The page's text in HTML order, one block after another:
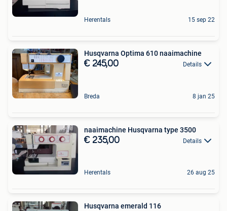
Herentals 15 sep 22
Husqvarna Optima 610 naaimachine
€ 245,00 Details
Breda 8 jan 25
naaimachine Husqvarna type 3500
€ 235,00 Details
Herentals 26 aug 25
Husqvarna emerald 116